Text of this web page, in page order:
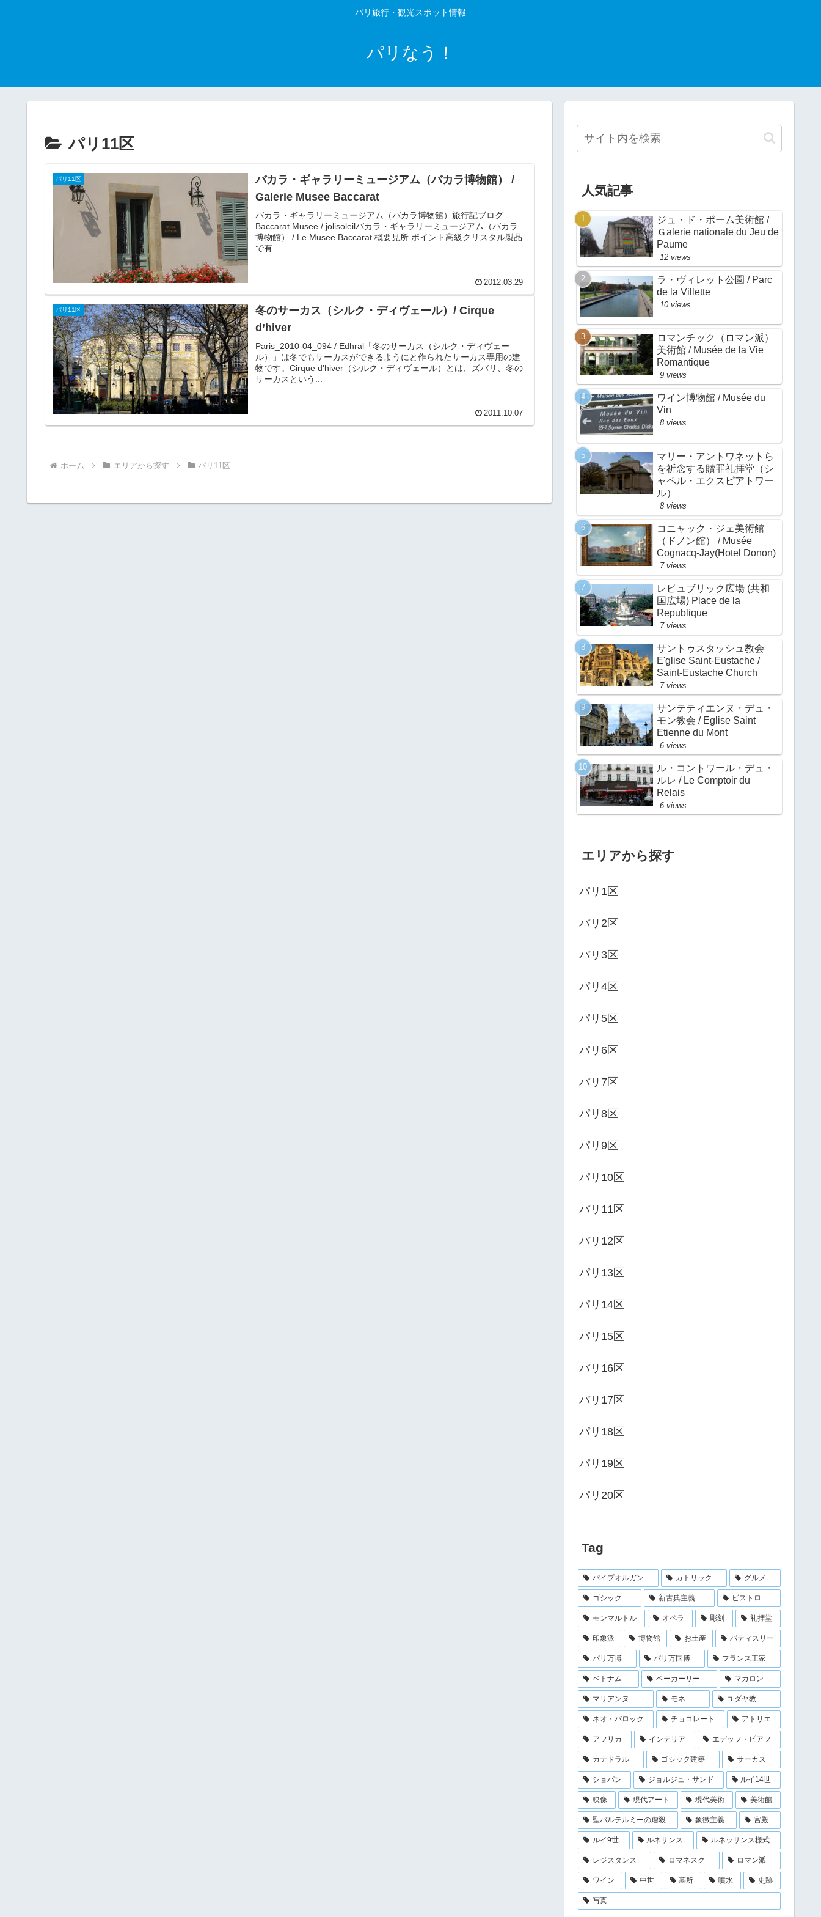
パリ旅行・観光スポット情報
パリなう！
パリ11区
パリ11区
バカラ・ギャラリーミュージアム（バカラ博物館） /
Galerie Musee Baccarat
バカラ・ギャラリーミュージアム（バカラ博物館）旅行記ブログ
Baccarat Musee / jolisoleilバカラ・ギャラリーミュージアム（バカラ
博物館） / Le Musee Baccarat 概要見所 ポイント高級クリスタル製品
で有...
2012.03.29
パリ11区
冬のサーカス（シルク・ディヴェール）/ Cirque
d’hiver
Paris_2010-04_094 / Edhral「冬のサーカス（シルク・ディヴェー
ル）」は冬でもサーカスができるようにと作られたサーカス専用の建
物です。Cirque d'hiver（シルク・ディヴェール）とは、ズバリ、冬の
サーカスという...
2011.10.07
ホーム エリアから探す パリ11区
人気記事
ジュ・ド・ポーム美術館 /
Ｇalerie nationale du Jeu de
Paume
12 views
ラ・ヴィレット公園 / Parc
de la Villette
10 views
ロマンチック（ロマン派）
美術館 / Musée de la Vie
Romantique
9 views
ワイン博物館 / Musée du
Vin
8 views
マリー・アントワネットら
を祈念する贖罪礼拝堂（シ
ャペル・エクスピアトワー
ル）
8 views
コニャック・ジェ美術館
（ドノン館） / Musée
Cognacq-Jay(Hotel Donon)
7 views
レピュブリック広場 (共和
国広場) Place de la
Republique
7 views
サントゥスタッシュ教会
E'glise Saint-Eustache /
Saint-Eustache Church
7 views
サンテティエンヌ・デュ・
モン教会 / Eglise Saint
Etienne du Mont
6 views
ル・コントワール・デュ・
ルレ / Le Comptoir du
Relais
6 views
エリアから探す
パリ1区
パリ2区
パリ3区
パリ4区
パリ5区
パリ6区
パリ7区
パリ8区
パリ9区
パリ10区
パリ11区
パリ12区
パリ13区
パリ14区
パリ15区
パリ16区
パリ17区
パリ18区
パリ19区
パリ20区
Tag
パイプオルガン カトリック グルメ
ゴシック 新古典主義 ビストロ
モンマルトル オペラ 彫刻 礼拝堂
印象派 博物館 お土産 パティスリー
パリ万博 パリ万国博 フランス王家
ベトナム ベーカーリー マカロン
マリアンヌ モネ ユダヤ教
ネオ・バロック チョコレート アトリエ
アフリカ インテリア エデッフ・ピアフ
カテドラル ゴシック建築 サーカス
ショパン ジョルジュ・サンド ルイ14世
映像 現代アート 現代美術 美術館
聖バルテルミーの虐殺 象徴主義 宮殿
ルイ9世 ルネサンス ルネッサンス様式
レジスタンス ロマネスク ロマン派
ワイン 中世 墓所 噴水 史跡
写真